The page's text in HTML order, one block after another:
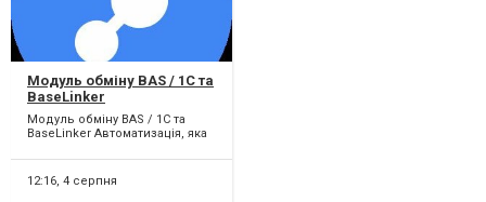
Модуль обміну BAS / 1C та
BaseLinker
Модуль обміну BAS / 1C та
BaseLinker Автоматизація, яка
роботи! Працює...
12:16, 4 серпня